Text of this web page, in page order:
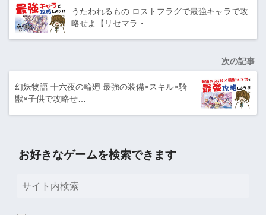
うたわれるもの ロストフラグで最強キャラで攻
略せよ【リセマラ・…
次の記事
幻妖物語 十六夜の輪廻 最強の装備×スキル×騎
獣×子供で攻略せ…
お好きなゲームを検索できます